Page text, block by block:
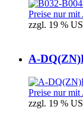
Preise nur
zzgl. 19 %
A-
Preise nur
zzgl. 19 %